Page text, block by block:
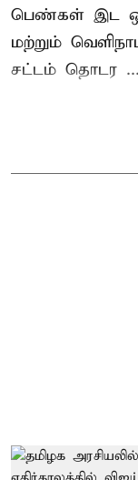
பெண்கள் இட
மற்றும்
சட்டம் தொடர ...